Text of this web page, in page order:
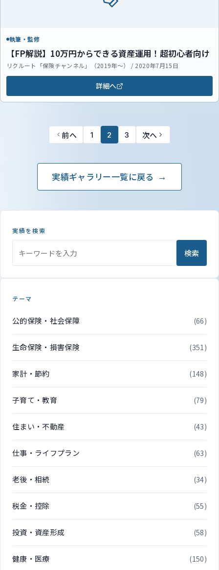
執筆・監修
【FP解説】10万円からできる資産運用！超初心者向け
リクルート「保険チャンネル」（2019年～） / 2020年7月15日
詳細へ
前へ 1 2 3 次へ
実績ギャラリー一覧に戻る
実績を検索
検索
テーマ
公的保険・社会保障 (66)
生命保険・損害保険 (351)
家計・節約 (148)
子育て・教育 (79)
住まい・不動産 (43)
仕事・ライフプラン (63)
老後・相続 (34)
税金・控除 (55)
投資・資産形成 (58)
健康・医療 (150)